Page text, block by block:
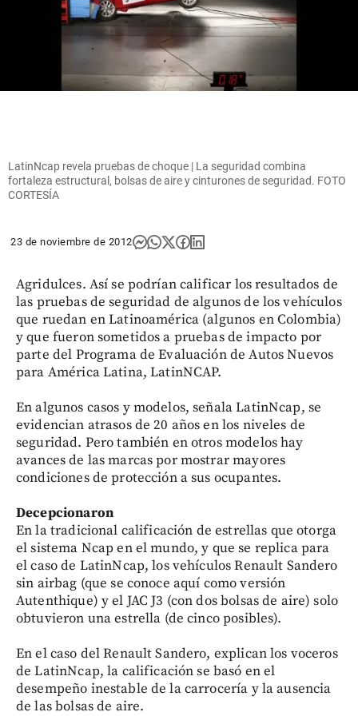
LatinNcap revela pruebas de choque | La seguridad combina
fortaleza estructural, bolsas de aire y cinturones de seguridad. FOTO
CORTESÍA
23 de noviembre de 2012
Agridulces. Así se podrían calificar los resultados de
las pruebas de seguridad de algunos de los vehículos
que ruedan en Latinoamérica (algunos en Colombia)
y que fueron sometidos a pruebas de impacto por
parte del Programa de Evaluación de Autos Nuevos
para América Latina, LatinNCAP.
En algunos casos y modelos, señala LatinNcap, se
evidencian atrasos de 20 años en los niveles de
seguridad. Pero también en otros modelos hay
avances de las marcas por mostrar mayores
condiciones de protección a sus ocupantes.
Decepcionaron
En la tradicional calificación de estrellas que otorga
el sistema Ncap en el mundo, y que se replica para
el caso de LatinNcap, los vehículos Renault Sandero
sin airbag (que se conoce aquí como versión
Autenthique) y el JAC J3 (con dos bolsas de aire) solo
obtuvieron una estrella (de cinco posibles).
En el caso del Renault Sandero, explican los voceros
de LatinNcap, la calificación se basó en el
desempeño inestable de la carrocería y la ausencia
de las bolsas de aire.